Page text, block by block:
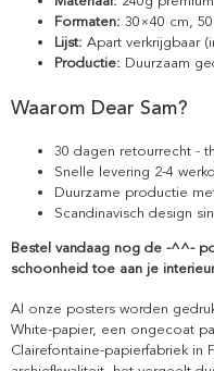
Formaten: 30×40 cm,
Lijst: Apart verkrijgbaar
Productie: Duurzaam
Waarom Dear Sam?
30 dagen retourrecht -
Snelle levering 2-4
Duurzame productie
Scandinavisch design
Bestel vandaag nog de -^^-
schoonheid toe aan je
Al onze posters worden
White-papier, een ongecoat
Clairefontaine-papierfabriek in